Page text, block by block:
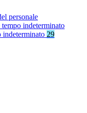
personale
tempo indeterminato
indeterminato 29